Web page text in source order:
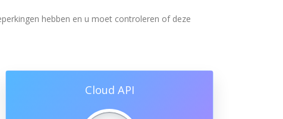
hebben en u moet controleren of deze
Cloud API